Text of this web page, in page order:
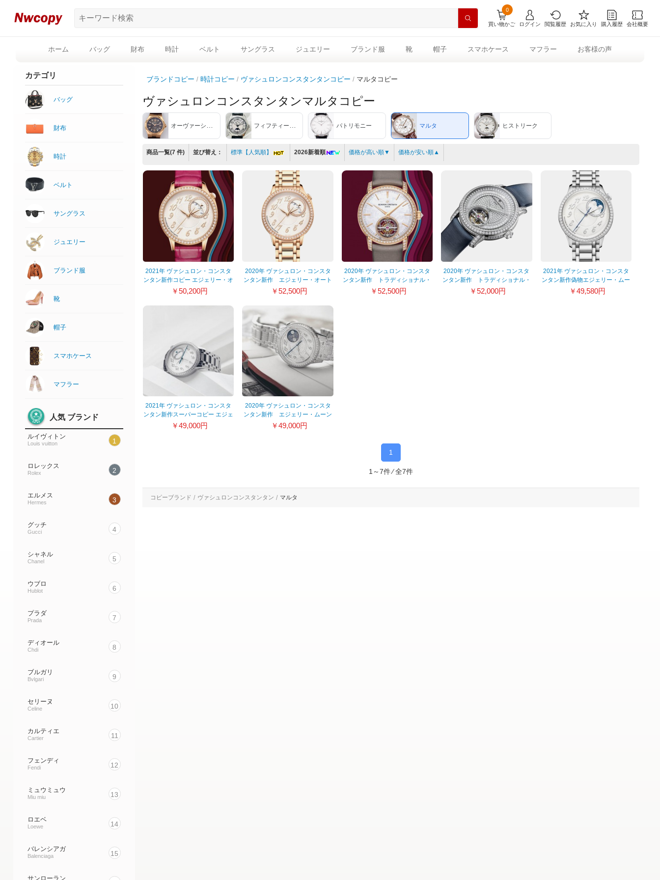
買い物かご
0
ログイン 閲覧履歴 お気に入り 購入履歴 会社概要
ホーム バッグ 財布 時計 ベルト サングラス ジュエリー ブランド服 靴 帽子 スマホケース マフラー お客様の声
ブランドコピー 時計コピー ヴァシュロンコンスタンタンコピー マルタコピー
ヴァシュロンコンスタンタンマルタコピー
オーヴァーシーズ フィフティーシックス パトリモニー マルタ ヒストリーク
商品一覧(7 件) 並び替え： 標準【人気順】 2026新着順 価格が高い順▼ 価格が安い順▲
2021年 ヴァシュロン・コンスタ
ンタン新作コピー エジェリー・オ
ートマティック
￥50,200円
2020年 ヴァシュロン・コンスタ
ンタン新作 エジェリー・オート
マティック 4605F/110R-B496
￥52,500円
2020年 ヴァシュロン・コンスタ
ンタン新作 トラディショナル・
トゥールビヨン 6035T/000R-
￥52,500円
2020年 ヴァシュロン・コンスタ
ンタン新作 トラディショナル・
トゥールビヨン・ジュエリー
￥52,000円
2021年 ヴァシュロン・コンスタ
ンタン新作偽物エジェリー・ムー
ンフェイズ 8005F/120A_B497
￥49,580円
2021年 ヴァシュロン・コンスタ
ンタン新作スーパーコピー エジェ
リー・オートマティック
￥49,000円
2020年 ヴァシュロン・コンスタ
ンタン新作 エジェリー・ムーン
フェイズ・ジュエリー
￥49,000円
1
1～7件 ⁄ 全7件
コピーブランド ヴァシュロンコンスタンタン マルタ
カテゴリ
バッグ
財布
時計
ベルト
サングラス
ジュエリー
ブランド服
靴
帽子
スマホケース
マフラー
人気 ブランド
ルイヴィトン
Louis vuitton 1
ロレックス
Rolex 2
エルメス
Hermes 3
グッチ
Gucci 4
シャネル
Chanel 5
ウブロ
Hublot 6
プラダ
Prada 7
ディオール
Chdi 8
ブルガリ
Bvlgari 9
セリーヌ
Celine 10
カルティエ
Cartier 11
フェンディ
Fendi 12
ミュウミュウ
Miu miu 13
ロエベ
Loewe 14
バレンシアガ
Balenciaga 15
サンローラン